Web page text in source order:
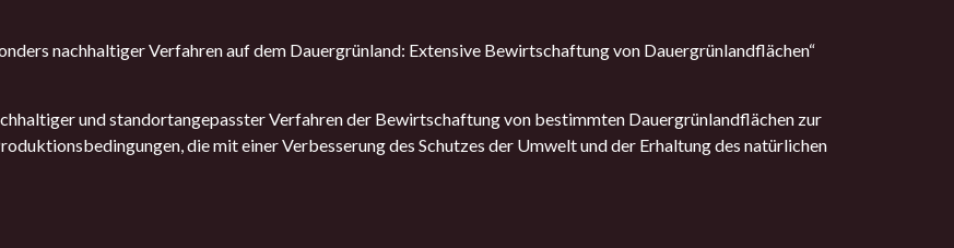
nachhaltiger Verfahren auf dem Dauergrünland: Extensive Bewirtschaftung von Dauergrünlandflächen“
und standortangepasster Verfahren der Bewirtschaftung von bestimmten Dauergrünlandflächen zur
die mit einer Verbesserung des Schutzes der Umwelt und der Erhaltung des natürlichen